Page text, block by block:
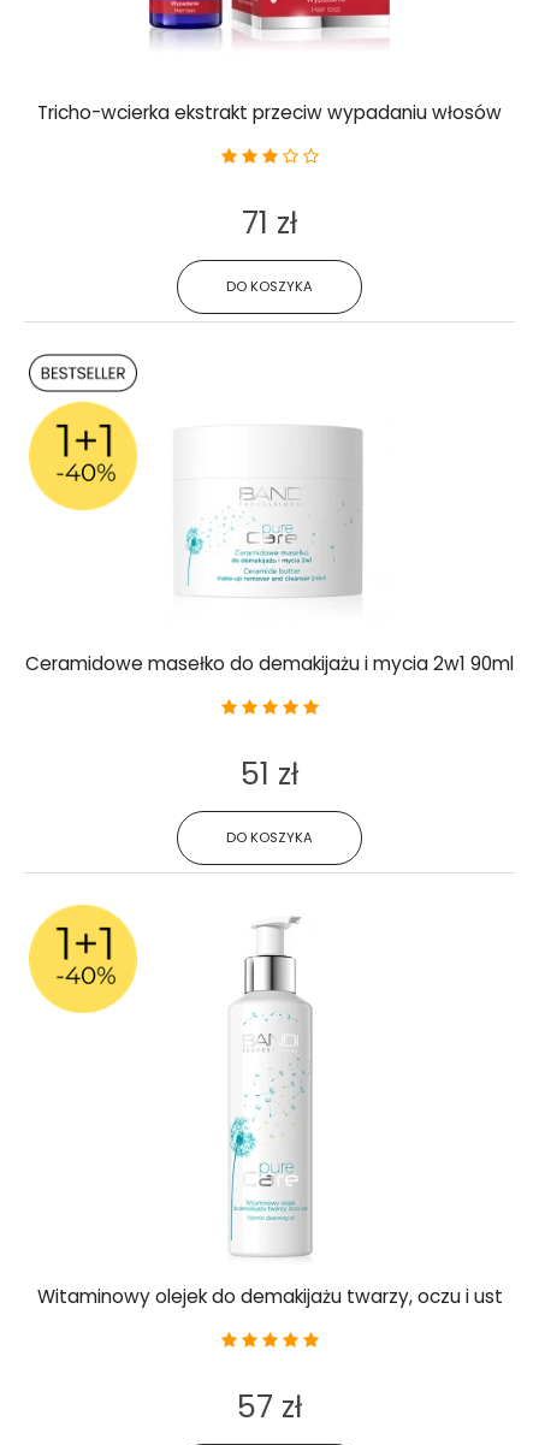
Tricho-wcierka ekstrakt przeciw wypadaniu włosów
DO KOSZYKA
71 zł
Ceramidowe masełko do demakijażu i mycia 2w1 90ml
DO KOSZYKA
51 zł
Witaminowy olejek do demakijażu twarzy, oczu i ust
57 zł